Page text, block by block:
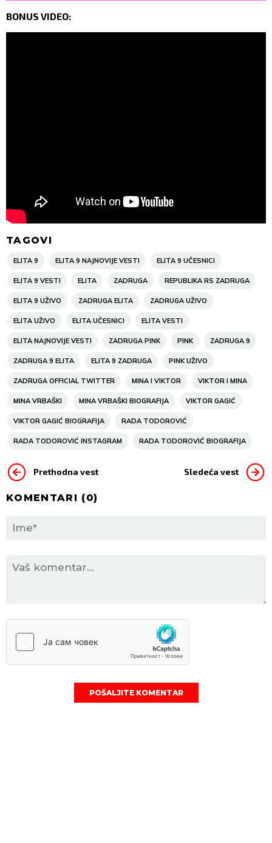
BONUS VIDEO:
TAGOVI
ELITA 9 ELITA 9 NAJNOVIJE VESTI ELITA 9 UČESNICI
ELITA 9 VESTI ELITA ZADRUGA REPUBLIKA RS ZADRUGA
ELITA 9 UŽIVO ZADRUGA ELITA ZADRUGA UŽIVO
ELITA UŽIVO ELITA UČESNICI ELITA VESTI
ELITA NAJNOVIJE VESTI ZADRUGA PINK PINK ZADRUGA 9
ZADRUGA 9 ELITA ELITA 9 ZADRUGA PINK UŽIVO
ZADRUGA OFFICIAL TWITTER MINA I VIKTOR VIKTOR I MINA
MINA VRBAŠKI MINA VRBAŠKI BIOGRAFIJA VIKTOR GAGIĆ
VIKTOR GAGIĆ BIOGRAFIJA RADA TODOROVIĆ
RADA TODOROVIĆ INSTAGRAM RADA TODOROVIĆ BIOGRAFIJA
Prethodna vest Sledeća vest
KOMENTARI (0)
POŠALJITE KOMENTAR